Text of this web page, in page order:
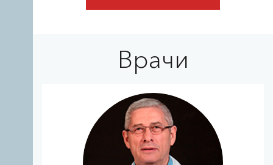
Врачи